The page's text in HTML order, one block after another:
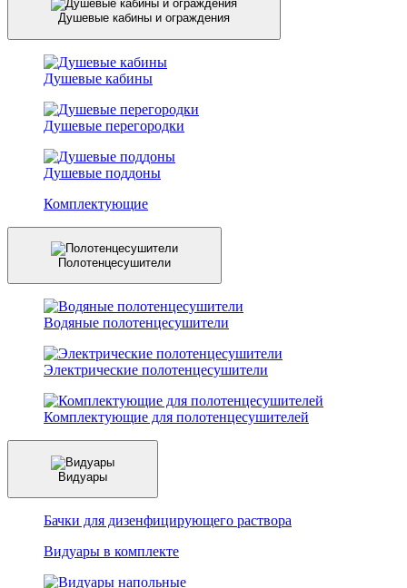
Душевые кабины и ограждения
Душевые кабины
Душевые перегородки
Душевые поддоны
Комплектующие
Полотенцесушители
Водяные полотенцесушители
Электрические полотенцесушители
Комплектующие для полотенцесушителей
Видуары
Бачки для дизенфицирующего раствора
Видуары в комплекте